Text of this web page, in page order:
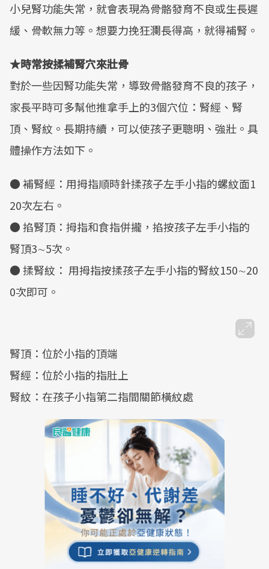
小兒腎功能失常，就會表現為骨骼發育不良或生長遲
緩、骨軟無力等。想要力挽狂瀾長得高，就得補腎。
★時常按揉補腎穴來壯骨
對於一些因腎功能失常，導致骨骼發育不良的孩子，
家長平時可多幫他推拿手上的3個穴位：腎經、腎
頂、腎紋。長期持續，可以使孩子更聰明、強壯。具
體操作方法如下。
● 補腎經：用拇指順時針揉孩子左手小指的螺紋面1
20次左右。
● 掐腎頂：拇指和食指併攏，掐按孩子左手小指的
腎頂3∼5次。
● 揉腎紋： 用拇指按揉孩子左手小指的腎紋150∼20
0次即可。
腎頂：位於小指的頂端
腎經：位於小指的指肚上
腎紋：在孩子小指第二指間關節橫紋處